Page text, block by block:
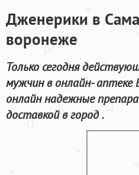
Дженерики в
воронеже
Только сегодня
мужчин в онлайн- аптеке
онлайн надежные
доставкой в город .